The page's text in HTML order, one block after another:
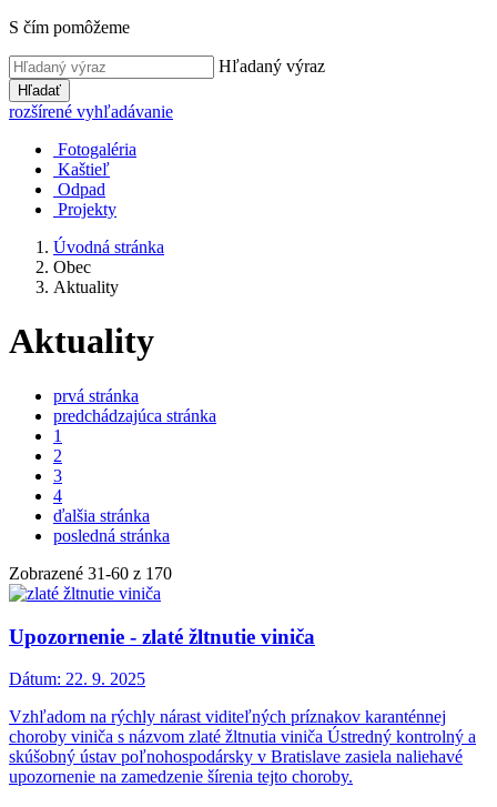
S čím pomôžeme
Hľadaný výraz
Hľadať
rozšírené vyhľadávanie
Fotogaléria
Kaštieľ
Odpad
Projekty
Úvodná stránka
Obec
Aktuality
Aktuality
prvá stránka
predchádzajúca stránka
1
2
3
4
ďalšia stránka
posledná stránka
Zobrazené 31-60 z 170
Upozornenie - zlaté žltnutie viniča
Dátum: 22. 9. 2025
Vzhľadom na rýchly nárast viditeľných príznakov karanténnej
choroby viniča s názvom zlaté žltnutia viniča Ústredný kontrolný a
skúšobný ústav poľnohospodársky v Bratislave zasiela naliehavé
upozornenie na zamedzenie šírenia tejto choroby.